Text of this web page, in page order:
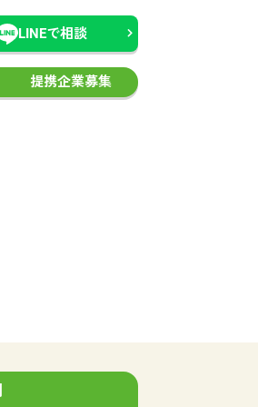
LINEで相談
提携企業募集